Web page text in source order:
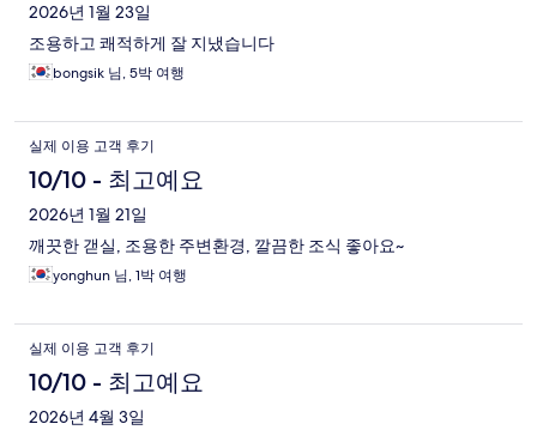
2026년 1월 23일
조용하고 쾌적하게 잘 지냈습니다
bongsik 님, 5박 여행
실제 이용 고객 후기
10/10 - 최고예요
2026년 1월 21일
깨끗한 갣실, 조용한 주변환경, 깔끔한 조식 좋아요~
yonghun 님, 1박 여행
실제 이용 고객 후기
10/10 - 최고예요
2026년 4월 3일